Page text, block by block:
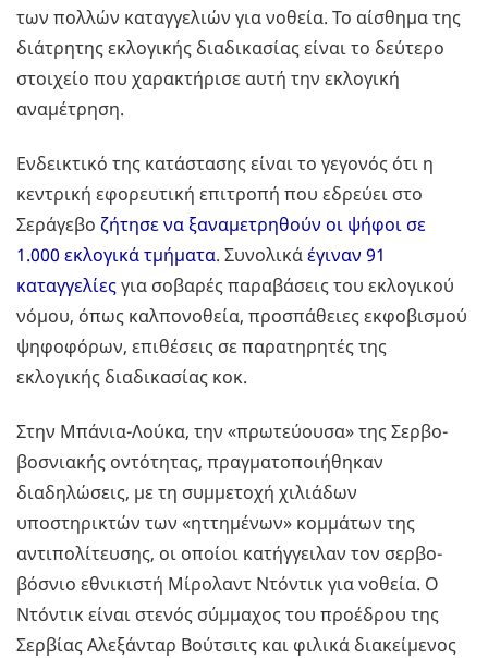
των πολλών καταγγελιών για νοθεία. Το αίσθημα της
διάτρητης εκλογικής διαδικασίας είναι το δεύτερο
στοιχείο που χαρακτήρισε αυτή την εκλογική
αναμέτρηση.
Ενδεικτικό της κατάστασης είναι το γεγονός ότι η
κεντρική εφορευτική επιτροπή που εδρεύει στο
Σεράγεβο ζήτησε να ξαναμετρηθούν οι ψήφοι σε
1.000 εκλογικά τμήματα. Συνολικάέγιναν 91
καταγγελίεςγια σοβαρές παραβάσεις του εκλογικού
νόμου, όπως καλπονοθεία, προσπάθειες εκφοβισμού
ψηφοφόρων, επιθέσεις σε παρατηρητές της
εκλογικής διαδικασίας κοκ.
Στην Μπάνια-Λούκα, την «πρωτεύουσα» της Σερβο-
βοσνιακής οντότητας, πραγματοποιήθηκαν
διαδηλώσεις, με τη συμμετοχή χιλιάδων
υποστηρικτών των «ηττημένων» κομμάτων της
αντιπολίτευσης, οι οποίοι κατήγγειλαν τον σερβο-
βόσνιο εθνικιστή Μίρολαντ Ντόντικ για νοθεία. Ο
Ντόντικ είναι στενός σύμμαχος του προέδρου της
Σερβίας Αλεξάνταρ Βούτσιτς και φιλικά διακείμενος